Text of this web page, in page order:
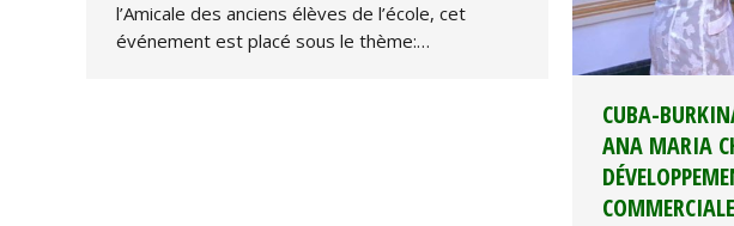
l’Amicale des anciens élèves de l’école, cet
événement est placé sous le thème:…
CUBA-
ANA MARIA